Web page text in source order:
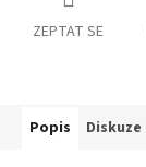
ZEPTAT SE
Popis Diskuze